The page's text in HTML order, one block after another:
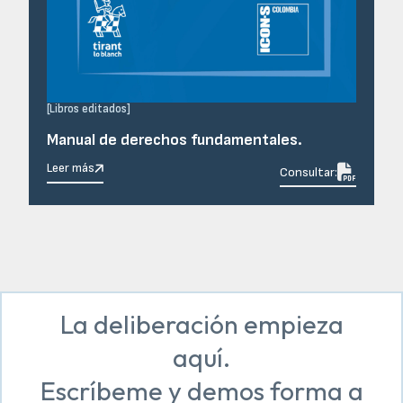
[Libros editados]
Manual de derechos fundamentales.
Leer más Consultar: 
La deliberación empieza
aquí.
Escríbeme y demos forma a